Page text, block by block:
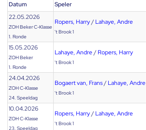
Datum Speler
22.05.2026
ZOH Beker C-Klasse
1. Ronde
Ropers, Harry/ Lahaye, Andre
't Brook 1
15.05.2026
ZOH Beker
1. Ronde
Lahaye, Andre/ Ropers, Harry
't Brook 1
24.04.2026
ZOH C-Klasse
24. Speeldag
Bogaert van, Frans/ Lahaye, Andre
't Brook 1
10.04.2026
ZOH C-Klasse
23. Speeldag
Ropers, Harry/ Lahaye, Andre
't Brook 1